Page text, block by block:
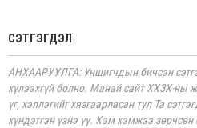
СЭТГЭГДЭЛ
АНХААРУУЛГА: Уншигчдын бичсэн
хүлээхгүй болно. Манай сайт ХХЗХ-ны
үг, хэллэгийг хязгаарласан тул Та
хүндэтгэн үзнэ үү. Хэм хэмжээ зөрчсөн